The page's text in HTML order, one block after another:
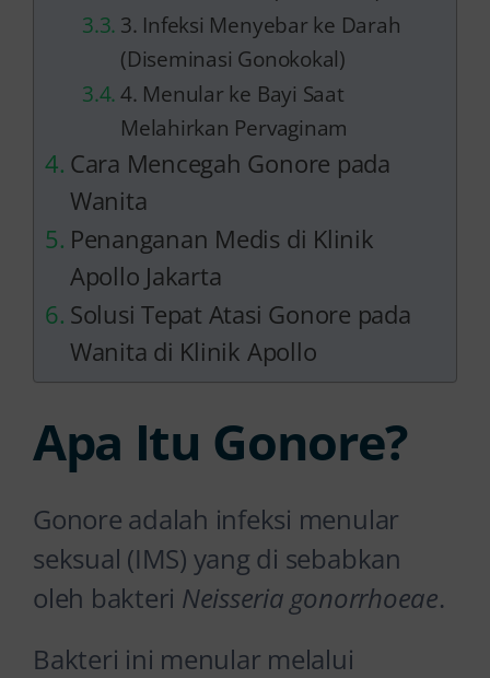
3. Infeksi Menyebar ke Darah
(Diseminasi Gonokokal)
4. Menular ke Bayi Saat
Melahirkan Pervaginam
Cara Mencegah Gonore pada
Wanita
Penanganan Medis di Klinik
Apollo Jakarta
Solusi Tepat Atasi Gonore pada
Wanita di Klinik Apollo
Apa Itu Gonore?
Gonore adalah infeksi menular
seksual (IMS) yang di sebabkan
oleh bakteri Neisseria gonorrhoeae.
Bakteri ini menular melalui